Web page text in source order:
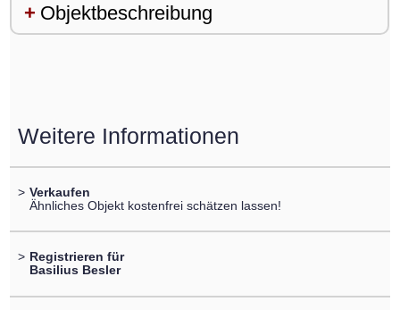
Objektbeschreibung
Weitere Informationen
> Verkaufen
Ähnliches Objekt kostenfrei schätzen lassen!
> Registrieren für
Basilius Besler